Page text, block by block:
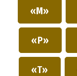
«M»
«P»
«T»